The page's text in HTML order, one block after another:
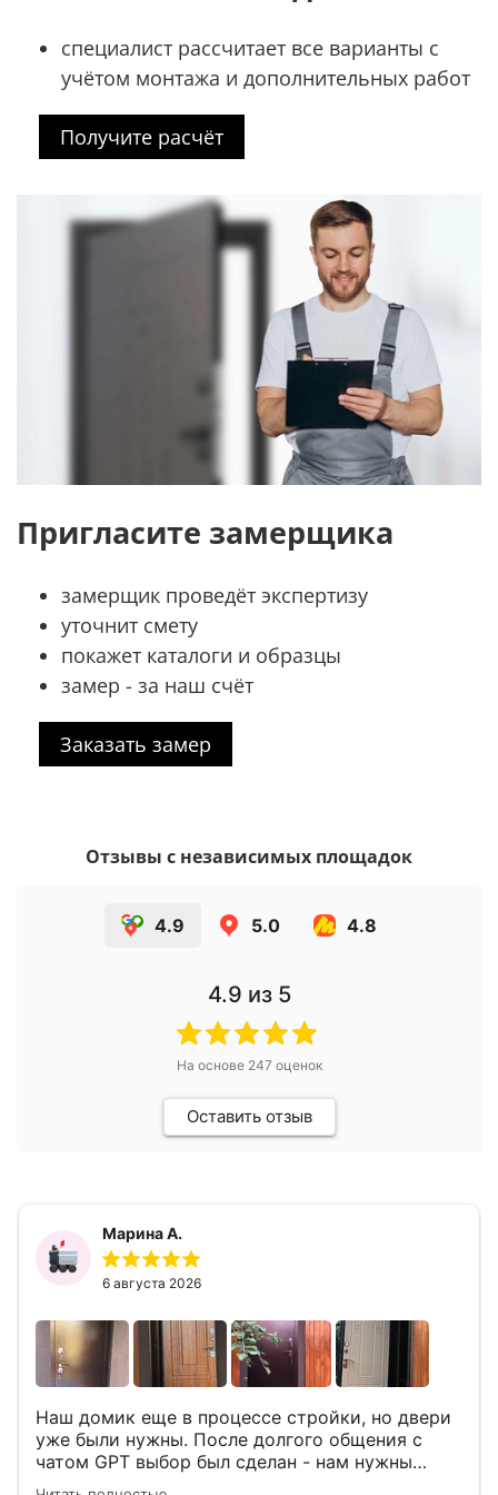
специалист рассчитает все варианты с
учётом монтажа и дополнительных работ
Получите расчёт
Пригласите замерщика
замерщик проведёт экспертизу
уточнит смету
покажет каталоги и образцы
замер - за наш счёт
Заказать замер
Отзывы с независимых площадок
4.9 5.0 4.8
4.9 из 5
На основе 247 оценок
Оставить отзыв
Марина А.
6 августа 2026
Наш домик еще в процессе стройки, но двери
уже были нужны. После долгого общения с
чатом GPT выбор был сделан - нам нужны
двери Аргус Термо Композит, которые нашлись